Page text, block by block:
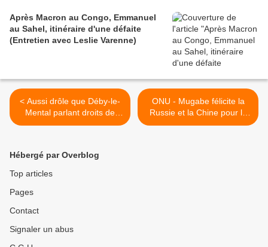
Après Macron au Congo, Emmanuel
au Sahel, itinéraire d'une défaite
(Entretien avec Leslie Varenne)
< Aussi drôle que Déby-le-
Mental parlant droits de
l'homme à l'ONU : feu le
ONU - Mugabe félicite la
Russie et la Chine pour la
Syrie et crie "Honte, honte
Hébergé par Overblog
Top articles
Pages
Contact
Signaler un abus